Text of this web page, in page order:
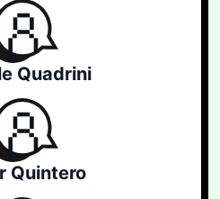
Quadrini
Quintero